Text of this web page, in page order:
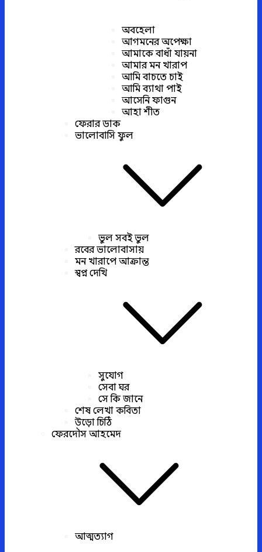
অবহেলা
আগমনের অপেক্ষা
আমাকে বাধাঁ যায়না
আমার মন খারাপ
আমি বাচতে চাই
আমি ব্যাথা পাই
আসেনি ফাগুন
আহা শীত
ফেরার ডাক
ভালোবাসি ফুল
ভুল সবই ভুল
রবের ভালোবাসায়
মন খারাপে আক্রান্ত
স্বপ্ন দেখি
সুযোগ
সেবা ঘর
সে কি জানে
শেষ লেখা কবিতা
উড়ো চিঠি
ফেরদৌস আহমেদ
আত্মত্যাগ